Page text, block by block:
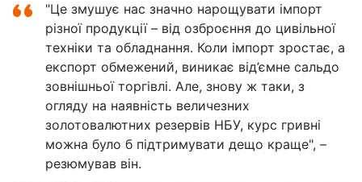
"Це змушує нас значно нарощувати імпорт
різної продукції – від озброєння до цивільної
техніки та обладнання. Коли імпорт зростає, а
експорт обмежений, виникає від’ємне сальдо
зовнішньої торгівлі. Але, знову ж таки, з
огляду на наявність величезних
золотовалютних резервів НБУ, курс гривні
можна було б підтримувати дещо краще", –
резюмував він.